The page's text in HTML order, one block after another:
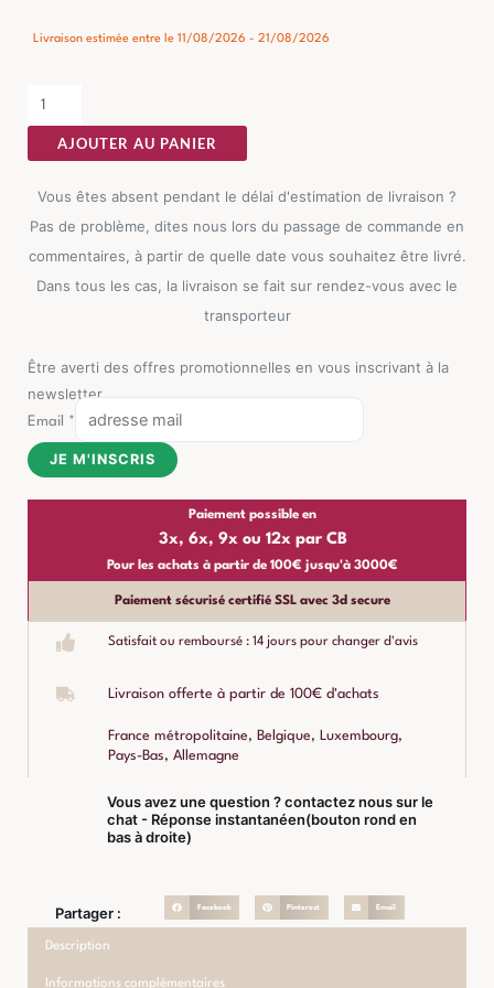
Livraison estimée entre le 11/08/2026 - 21/08/2026
Canapé-
Gris
Métal-
Bois
AJOUTER AU PANIER
Vous êtes absent pendant le délai d'estimation de livraison ?
Pas de problème, dites nous lors du passage de commande en
commentaires, à partir de quelle date vous souhaitez être livré.
Dans tous les cas, la livraison se fait sur rendez-vous avec le
transporteur
Être averti des offres promotionnelles en vous inscrivant à la
newsletter
Email *
JE M'INSCRIS
Paiement possible en
3x, 6x, 9x ou 12x par CB
Pour les achats à partir de 100€ jusqu'à 3000€
Paiement sécurisé certifié SSL avec 3d secure
Satisfait ou remboursé : 14 jours pour changer d'avis
Livraison offerte à partir de 100€ d'achats
France métropolitaine, Belgique, Luxembourg,
Pays-Bas, Allemagne
Vous avez une question ? contactez nous sur le
chat - Réponse instantanéen(bouton rond en
bas à droite)
Partager : Facebook Pinterest Email
Description
Informations complémentaires